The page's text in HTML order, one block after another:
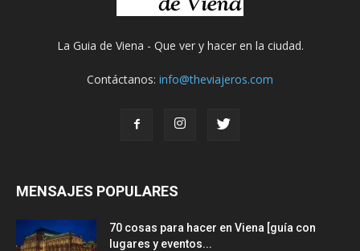
La Guia de Viena - Que ver y hacer en la ciudad.
Contáctanos: info@theviajeros.com
MENSAJES POPULARES
70 cosas para hacer en Viena [guía con
lugares y eventos...